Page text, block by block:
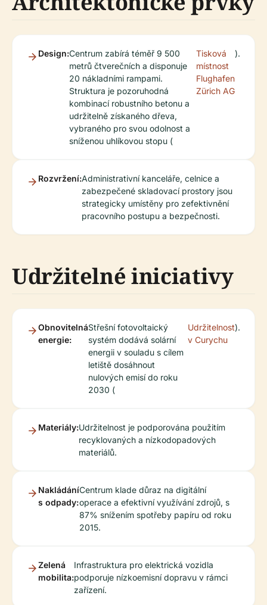
Design:Centrum zabírá téměř 9 500
metrů čtverečních a disponuje
20 nákladními rampami.
Struktura je pozoruhodná
kombinací robustního betonu a
udržitelně získaného dřeva,
vybraného pro svou odolnost a
sníženou uhlíkovou stopu (
Tisková
místnost
Flughafen
Zürich AG
).
Rozvržení:Administrativní kanceláře, celnice a
zabezpečené skladovací prostory jsou
strategicky umístěny pro zefektivnění
pracovního postupu a bezpečnosti.
Udržitelné iniciativy
Obnovitelná
energie:
Střešní fotovoltaický
systém dodává solární
energii v souladu s cílem
letiště dosáhnout
nulových emisí do roku
2030 (
Udržitelnost
v Curychu
).
Materiály:Udržitelnost je podporována použitím
recyklovaných a nízkodopadových
materiálů.
Nakládání
s odpady:
Centrum klade důraz na digitální
operace a efektivní využívání zdrojů, s
87% snížením spotřeby papíru od roku
2015.
Zelená
mobilita:
Infrastruktura pro elektrická vozidla
podporuje nízkoemisní dopravu v rámci
zařízení.